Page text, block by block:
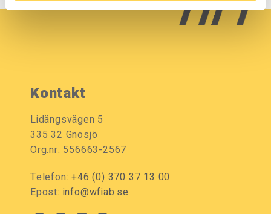
Kontakt
Lidängsvägen 5
335 32 Gnosjö
Org.nr: 556663-2567
Telefon:+46 (0) 370 37 13 00
Epost: info@wfiab.se